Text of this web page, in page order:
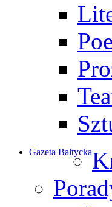
Gazeta Bałtycka